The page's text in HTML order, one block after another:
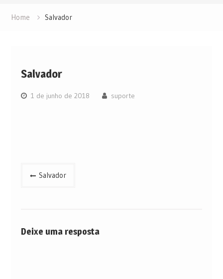
Home Salvador
Salvador
1 de junho de 2018 suporte
Navegação
Salvador
Deixe uma resposta